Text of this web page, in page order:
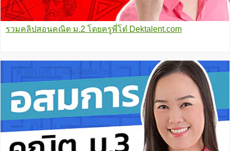
รวมคลิปสอนคณิต ม.2 โดยครูพี่โต๋ Dektalent.com